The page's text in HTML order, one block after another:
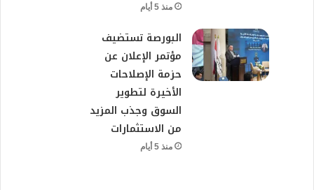
منذ 5 أيام
البورصة تستضيف
مؤتمر الإعلان عن
حزمة الإصلاحات
الأخيرة لتطوير
السوق وجذب المزيد
من الاستثمارات
منذ 5 أيام